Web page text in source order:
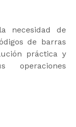
necesidad de
de barras
práctica y
operaciones